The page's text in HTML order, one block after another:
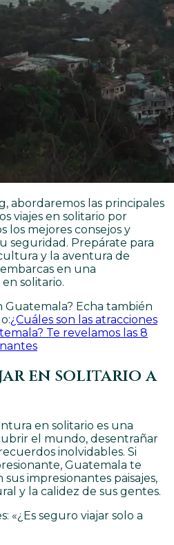
abordaremos las principales
viajes en solitario por
los mejores consejos y
seguridad. Prepárate para
y la aventura de
en una
solitario.
Guatemala? Echa también
¿Cuáles son las atracciones
Te revelamos las 8
en solitario a
en solitario es una
el mundo, desentrañar
inolvidables. Si
Guatemala te
impresionantes paisajes,
y la calidez de sus gentes.
«¿Es seguro viajar solo a